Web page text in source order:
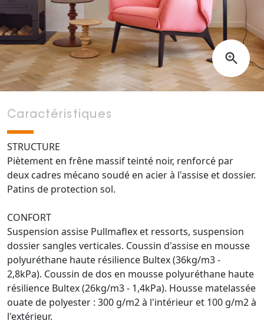
Caractéristiques
STRUCTURE
Piètement en frêne massif teinté noir, renforcé par
deux cadres mécano soudé en acier à l'assise et dossier.
Patins de protection sol.
CONFORT
Suspension assise Pullmaflex et ressorts, suspension
dossier sangles verticales. Coussin d'assise en mousse
polyuréthane haute résilience Bultex (36kg/m3 -
2,8kPa). Coussin de dos en mousse polyuréthane haute
résilience Bultex (26kg/m3 - 1,4kPa). Housse matelassée
ouate de polyester : 300 g/m2 à l'intérieur et 100 g/m2 à
l'extérieur.